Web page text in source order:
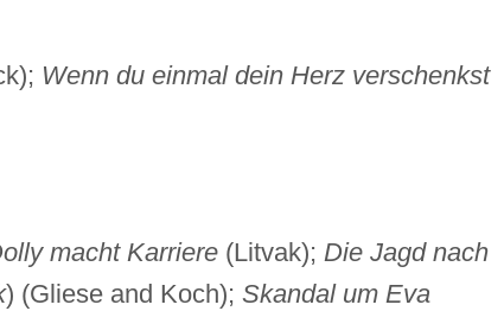
Wenn du einmal dein Herz verschenkst
macht Karriere(Litvak); Die Jagd nach
) (Gliese and Koch); Skandal um Eva